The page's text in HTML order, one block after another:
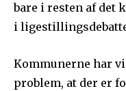
bare i resten af det
i
Kommunerne har
problem, at der er